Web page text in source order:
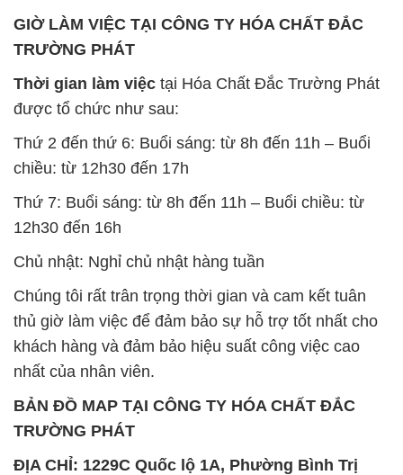
GIỜ LÀM VIỆC TẠI CÔNG TY HÓA CHẤT ĐẮC
TRƯỜNG PHÁT
Thời gian làm việc tại Hóa Chất Đắc Trường Phát
được tổ chức như sau:
Thứ 2 đến thứ 6: Buổi sáng: từ 8h đến 11h – Buổi
chiều: từ 12h30 đến 17h
Thứ 7: Buổi sáng: từ 8h đến 11h – Buổi chiều: từ
12h30 đến 16h
Chủ nhật: Nghỉ chủ nhật hàng tuần
Chúng tôi rất trân trọng thời gian và cam kết tuân
thủ giờ làm việc để đảm bảo sự hỗ trợ tốt nhất cho
khách hàng và đảm bảo hiệu suất công việc cao
nhất của nhân viên.
BẢN ĐỒ MAP TẠI CÔNG TY HÓA CHẤT ĐẮC
TRƯỜNG PHÁT
ĐỊA CHỈ: 1229C Quốc lộ 1A, Phường Bình Trị